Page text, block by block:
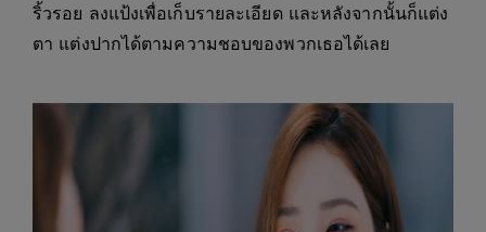
ริ้วรอย ลงแป้งเพื่อเก็บรายละเอียด และหลังจากนั้นก็แต่ง
ตา แต่งปากได้ตามความชอบของพวกเธอได้เลย